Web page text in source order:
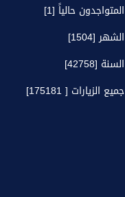
المتواجدون حالياً [1]
الشهر [1504]
السنة [42758]
جميع الزيارات [ 175181]